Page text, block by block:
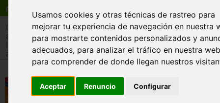
Usamos cookies y otras técnicas de rastreo para
mejorar tu experiencia de navegación en nuestra
para mostrarte contenidos personalizados y
adecuados, para analizar el tráfico en nuestra
para comprender de donde llegan nuestros
Aceptar Renuncio Configurar
Registro
>Tienda>Juguetes infantiles>Juguetes por edad>
años
>Tienda > Juguetes infantiles > Juguetes por tipo
adquisición de conocimientos
Números del 1 al 10. ¡Tarjetas
grandes y fichas para aprender